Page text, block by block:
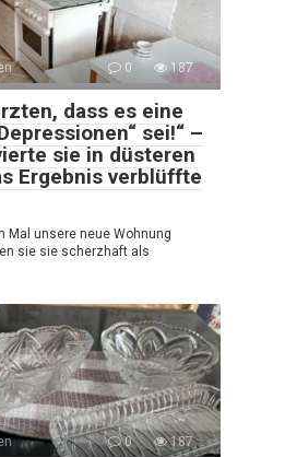
0 187
dass es eine
sei!“ –
sie in düsteren
Ergebnis verblüffte
Mal unsere neue Wohnung
sie sie scherzhaft als
0 187